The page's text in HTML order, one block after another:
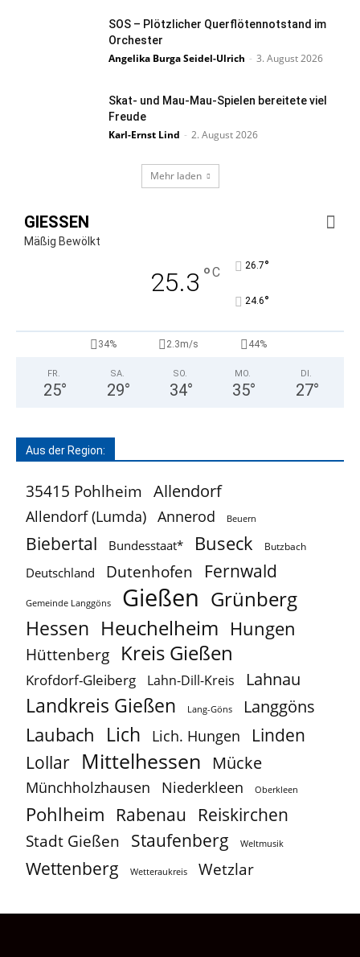
SOS – Plötzlicher Querflötennotstand im
Orchester
Angelika Burga Seidel-Ulrich - 3. August 2026
Skat- und Mau-Mau-Spielen bereitete viel
Freude
Karl-Ernst Lind - 2. August 2026
Mehr laden
GIESSEN
Mäßig Bewölkt
25.3 °C 26.7°
24.6°
34% 2.3m/s 44%
FR.
25°
SA.
29°
SO.
34°
MO.
35°
DI.
27°
Aus der Region:
35415 Pohlheim Allendorf
Allendorf (Lumda) Annerod Beuern
Biebertal Bundesstaat* Buseck Butzbach
Deutschland Dutenhofen Fernwald
Gemeinde Langgöns Gießen Grünberg
Hessen Heuchelheim Hungen
Hüttenberg Kreis Gießen
Krofdorf-Gleiberg Lahn-Dill-Kreis Lahnau
Landkreis Gießen Lang-Göns Langgöns
Laubach Lich Lich. Hungen Linden
Lollar Mittelhessen Mücke
Münchholzhausen Niederkleen Oberkleen
Pohlheim Rabenau Reiskirchen
Stadt Gießen Staufenberg Weltmusik
Wettenberg Wetteraukreis Wetzlar